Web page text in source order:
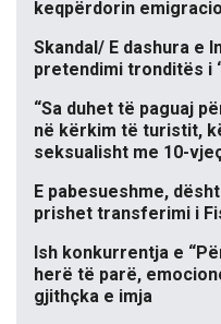
keqpërdorin
Skandal/ E dashura e
pretendimi tronditës i
“Sa duhet të paguaj
në kërkim të turistit,
seksualisht me 10-
E pabesueshme,
prishet transferimi i
Ish konkurrentja e
herë të parë,
gjithçka e imja